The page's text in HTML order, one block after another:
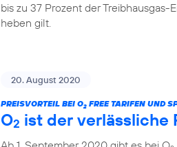
bis zu 37 Prozent der Treibhausgas-
heben gilt.
20. August 2020
PREISVORTEIL BEI O2 FREE TARIFEN UND
O2 ist der verlässliche